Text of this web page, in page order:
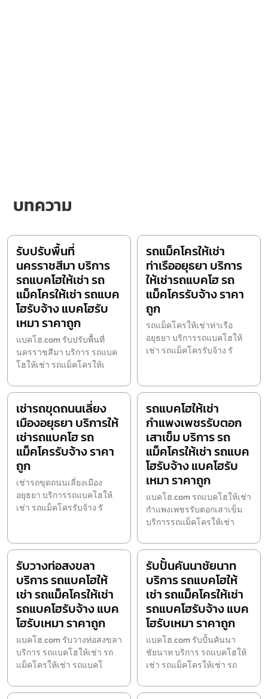
บทความ
รับปรับพื้นที่
นครราชสีมา บริการ
รถแบคโฮให้เช่า รถ
แม็คโครให้เช่า รถแบค
โฮรับจ้าง แบคโฮรับ
เหมา ราคาถูก
แบคโฮ.com รับปรับพื้นที่
นครราชสีมา บริการ รถแบค
โฮให้เช่า รถแม็คโครให้เ
รถแม็คโครให้เช่า
ท่าเรืออยุธยา บริการ
ให้เช่ารถแบคโฮ รถ
แม็คโครรับจ้าง ราคา
ถูก
รถแม็คโครให้เช่าท่าเรือ
อยุธยา บริการรถแบคโฮให้
เช่า รถแม็คโครรับจ้าง รั
เช่ารถขุดถนนเลี่ยง
เมืองอยุธยา บริการให้
เช่ารถแบคโฮ รถ
แม็คโครรับจ้าง ราคา
ถูก
เช่ารถขุดถนนเลี่ยงเมือง
อยุธยา บริการรถแบคโฮให้
เช่า รถแม็คโครรับจ้าง รั
รถแบคโฮให้เช่า
กำแพงเพชรรับตอก
เสาเข็ม บริการ รถ
แม็คโครให้เช่า รถแบค
โฮรับจ้าง แบคโฮรับ
เหมา ราคาถูก
แบคโฮ.com รถแบคโฮให้เช่า
กำแพงเพชรรับตอกเสาเข็ม
บริการรถแม็คโครให้เช่า
รับวางท่อสงขลา
บริการ รถแบคโฮให้
เช่า รถแม็คโครให้เช่า
รถแบคโฮรับจ้าง แบค
โฮรับเหมา ราคาถูก
แบคโฮ.com รับวางท่อสงขลา
บริการ รถแบคโฮให้เช่า รถ
แม็คโครให้เช่า รถแบคโ
รับปั้นคันนาชัยนาท
บริการ รถแบคโฮให้
เช่า รถแม็คโครให้เช่า
รถแบคโฮรับจ้าง แบค
โฮรับเหมา ราคาถูก
แบคโฮ.com รับปั้นคันนา
ชัยนาท บริการ รถแบคโฮให้
เช่า รถแม็คโครให้เช่า รถ